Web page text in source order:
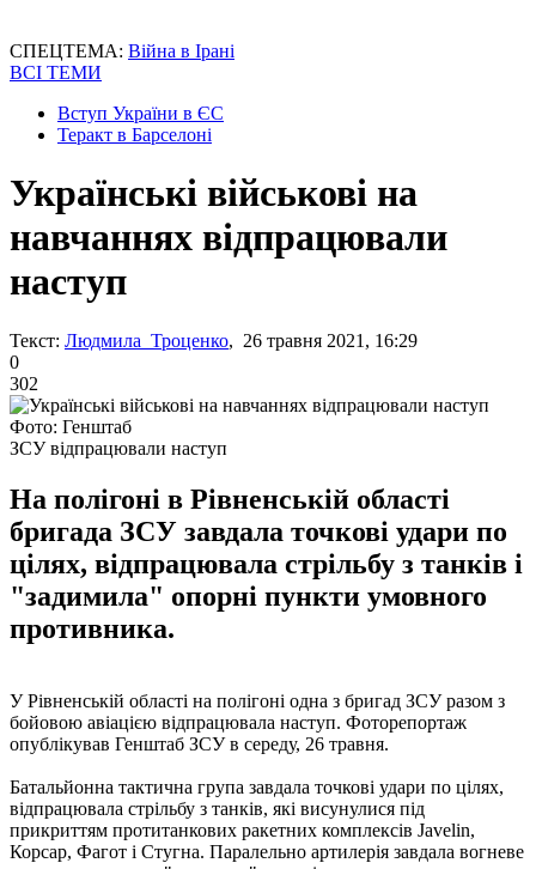
СПЕЦТЕМА: Війна в Ірані
ВСІ ТЕМИ
Вступ України в ЄС
Теракт в Барселоні
Українські військові на
навчаннях відпрацювали
наступ
Текст: Людмила Троценко, 26 травня 2021, 16:29
0
302
Фото: Генштаб
ЗСУ відпрацювали наступ
На полігоні в Рівненській області
бригада ЗСУ завдала точкові удари по
цілях, відпрацювала стрільбу з танків і
"задимила" опорні пункти умовного
противника.
У Рівненській області на полігоні одна з бригад ЗСУ разом з
бойовою авіацією відпрацювала наступ. Фоторепортаж
опублікував Генштаб ЗСУ в середу, 26 травня.
Батальйонна тактична група завдала точкові удари по цілях,
відпрацювала стрільбу з танків, які висунулися під
прикриттям протитанкових ракетних комплексів Javelin,
Корсар, Фагот і Стугна. Паралельно артилерія завдала вогневе